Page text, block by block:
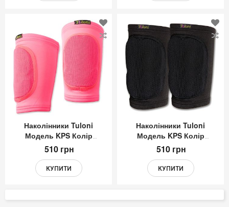
Додати
Списку
Бажань
Наколінники Tuloni
Модель KPS Колір
Рожевий
510 грн
КУПИТИ
Наколінники Tuloni
Модель KPS Колір
Чорний
510 грн
КУПИТИ